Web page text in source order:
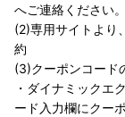
へご連絡ください。
(2)専用サイトより
約
(3)クーポンコード
・ダイナミックエ
ード入力欄にクー